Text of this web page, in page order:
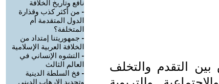
بين التقدم والتخلف
نافع وتاريخ الخلافة
- من أكثر كذب وقذارة
الدول المتقدمة أم
المتخلفة؟
- جمهوريتنا إمتداد من
الخلافة العربية الإسلامية
- التشوه الإنساني في
العالم الثالث
- فخ السلطة الدينية
وتجديد الإرهاب الديني